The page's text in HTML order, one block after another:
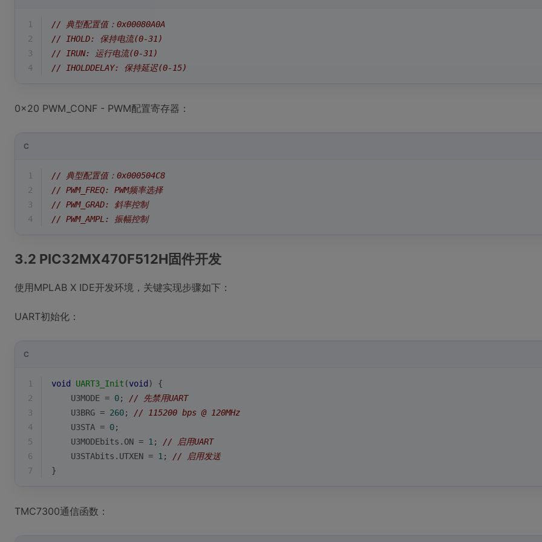
1
// 典型配置值：0x00080A0A
2
// IHOLD: 保持电流(0-31)
3
// IRUN: 运行电流(0-31)
4
// IHOLDDELAY: 保持延迟(0-15)
0x20 PWM_CONF - PWM配置寄存器：
C
1
// 典型配置值：0x000504C8
2
// PWM_FREQ: PWM频率选择
3
// PWM_GRAD: 斜率控制
4
// PWM_AMPL: 振幅控制
3.2 PIC32MX470F512H固件开发
使用MPLAB X IDE开发环境，关键实现步骤如下：
UART初始化：
C
1 void UART3_Init (void )
{
2
    U3MODE =
0; // 先禁用UART
3
    U3BRG =
260; // 115200 bps @ 120MHz
4
    U3STA =
0;
5
    U3MODEbits.ON =
1 ; // 启用UART
6
    U3STAbits.UTXEN =
1 ; // 启用发送
7
}
TMC7300通信函数：